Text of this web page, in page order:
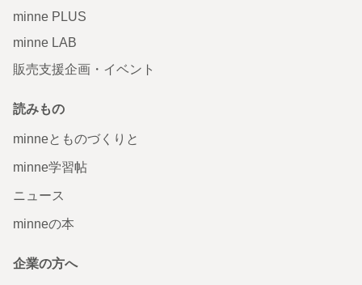
minne PLUS
minne LAB
販売支援企画・イベント
読みもの
minneとものづくりと
minne学習帖
ニュース
minneの本
企業の方へ